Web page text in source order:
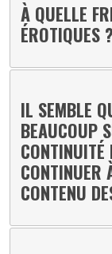
À QUELLE
ÉROTIQUES ?
IL SEMBLE
BEAUCOUP
CONTINUER
CONTENU